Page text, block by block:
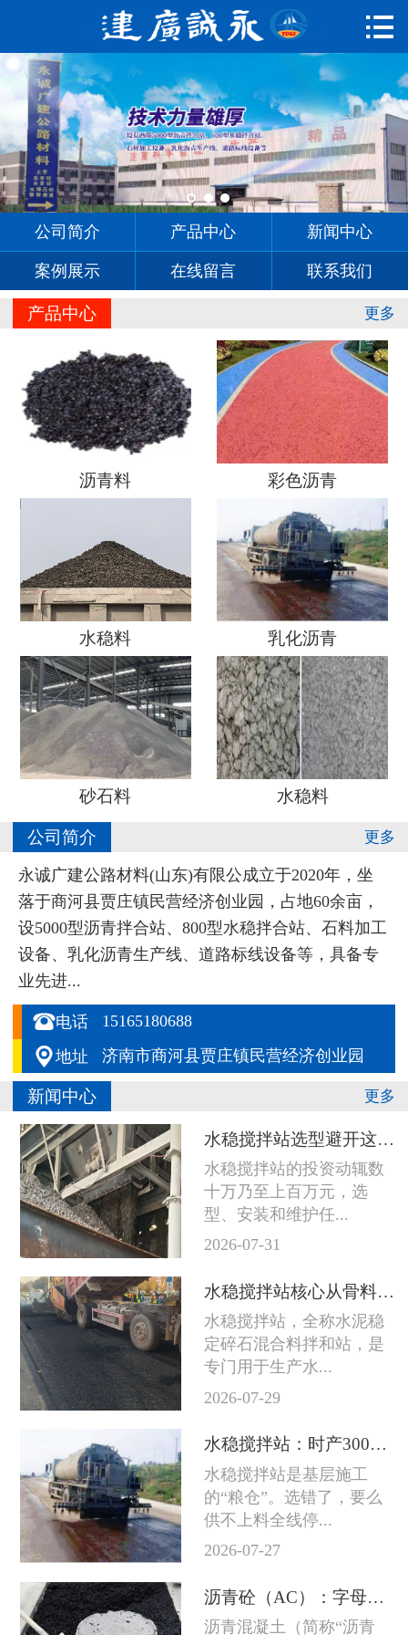
 首页
公司简介
产品中心
新闻中心
案例展示
在线留言

公司简介 产品中心 新闻中心
案例展示 在线留言 联系我们
更多
产品中心
沥青料 彩色沥青
水稳料 乳化沥青
砂石料 水稳料
更多
公司简介
永诚广建公路材料(山东)有限公成立于2020年，坐
落于商河县贾庄镇民营经济创业园，占地60余亩，
设5000型沥青拌合站、800型水稳拌合站、石料加工
设备、乳化沥青生产线、道路标线设备等，具备专
业先进...
电话 15165180688
地址 济南市商河县贾庄镇民营经济创业园
更多
新闻中心
水稳搅拌站选型避开这五个坑，设备多用五年
水稳搅拌站的投资动辄数
十万乃至上百万元，选
型、安装和维护任...
2026-07-31
水稳搅拌站核心从骨料到成品料的完整技术链条
水稳搅拌站，全称水泥稳
定碎石混合料拌和站，是
专门用于生产水...
2026-07-29
水稳搅拌站：时产300吨和800吨差的不只是产量
水稳搅拌站是基层施工
的“粮仓”。选错了，要么
供不上料全线停...
2026-07-27
沥青砼（AC）：字母后面的数字越大石头越粗
沥青混凝土（简称“沥青